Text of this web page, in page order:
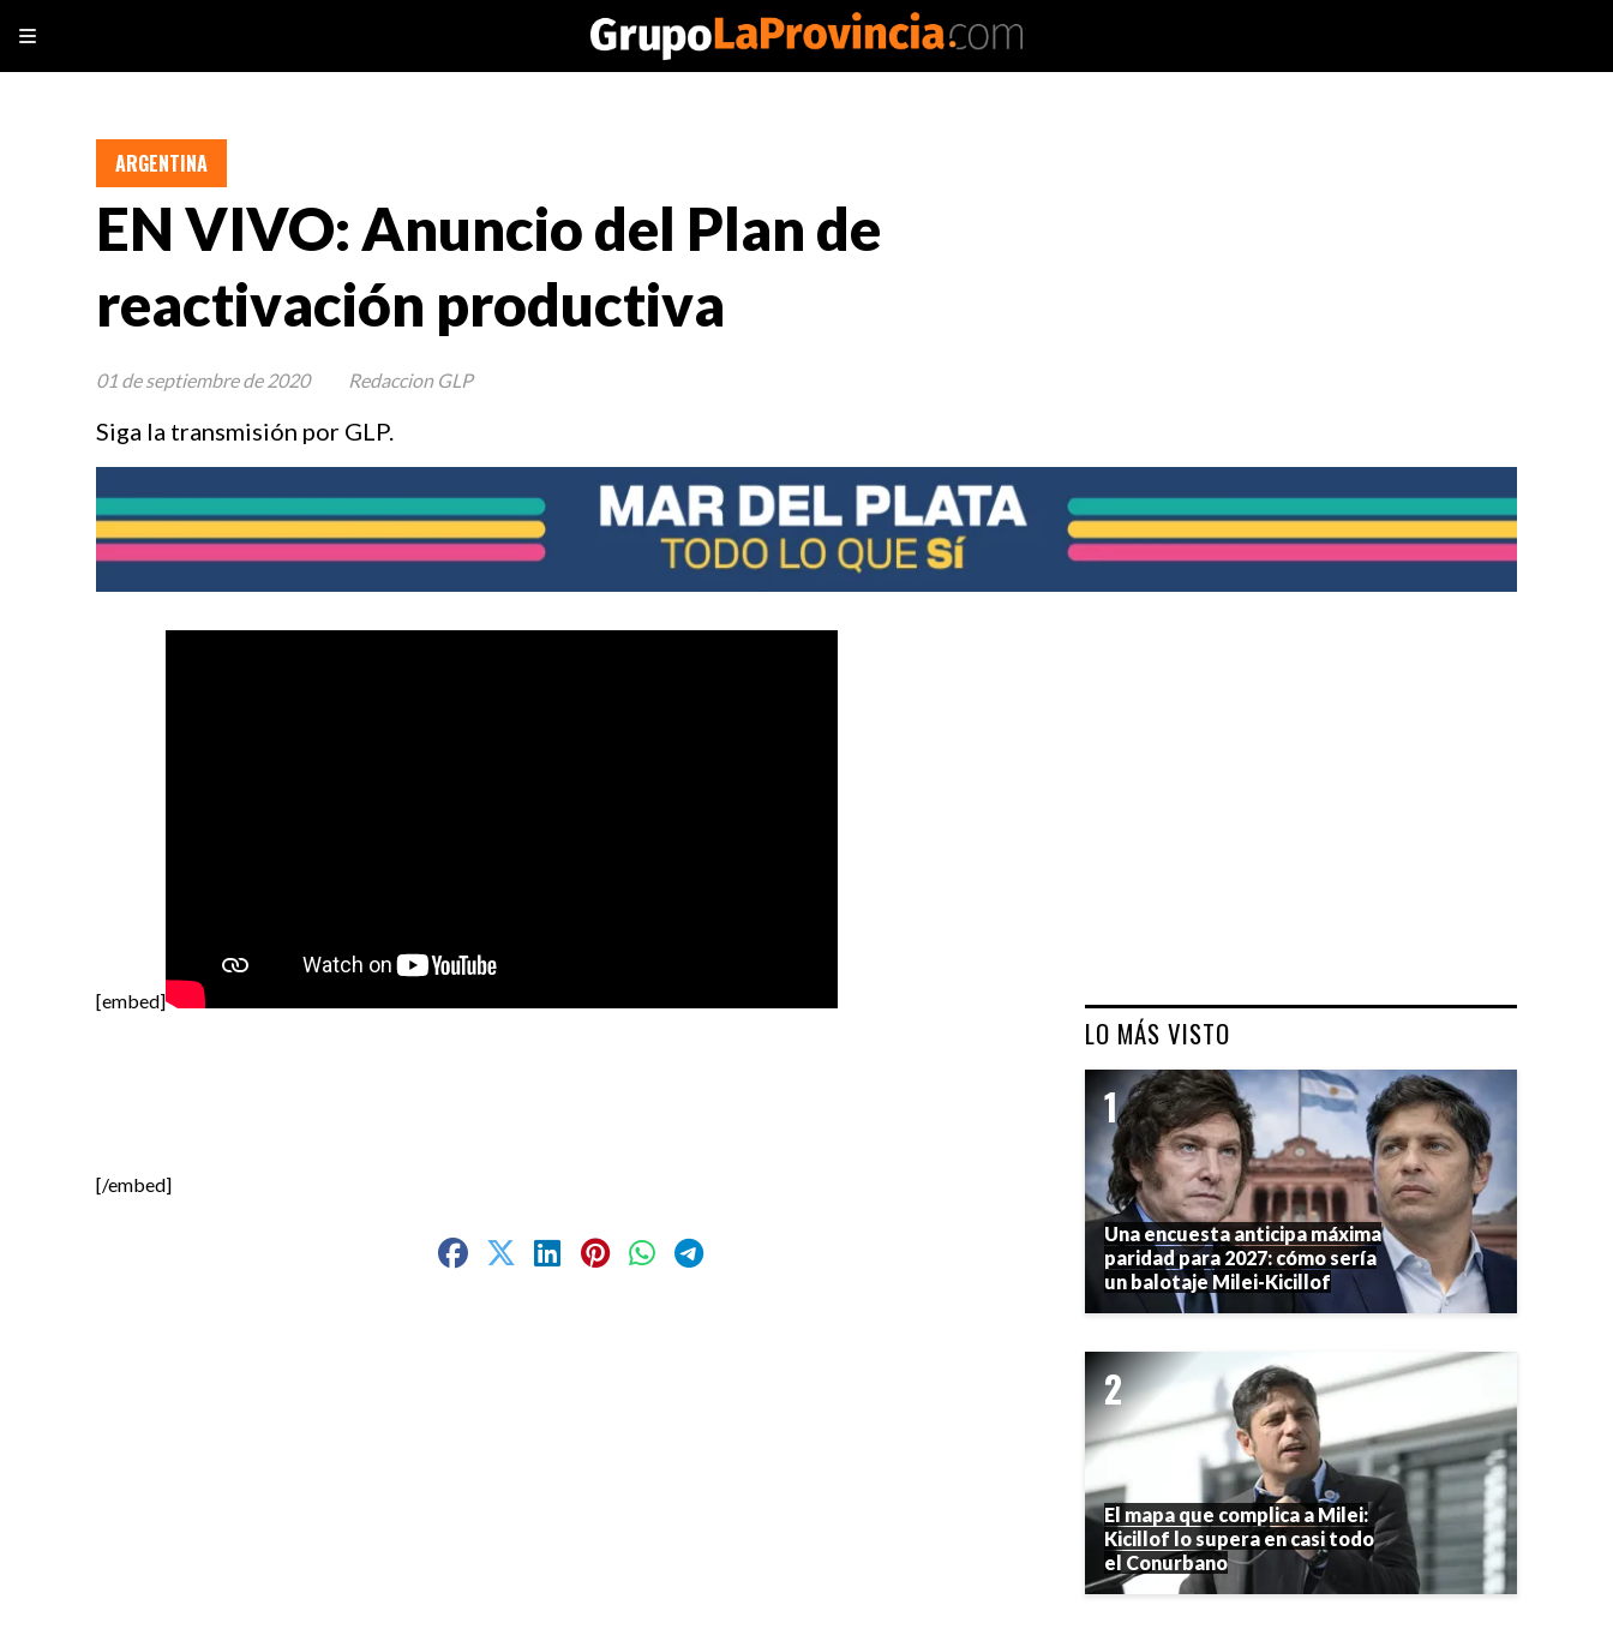
EN VIVO: Anuncio del Plan de
reactivación productiva
Siga la transmisión por GLP.
ARGENTINA
01 de septiembre de 2020 Redaccion GLP
[embed]
[/embed]
LO MÁS VISTO
Una encuesta anticipa máxima
paridad para 2027: cómo sería
un balotaje Milei-Kicillof
El mapa que complica a Milei:
Kicillof lo supera en casi todo
el Conurbano